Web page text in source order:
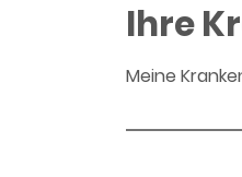
Ihre
Meine